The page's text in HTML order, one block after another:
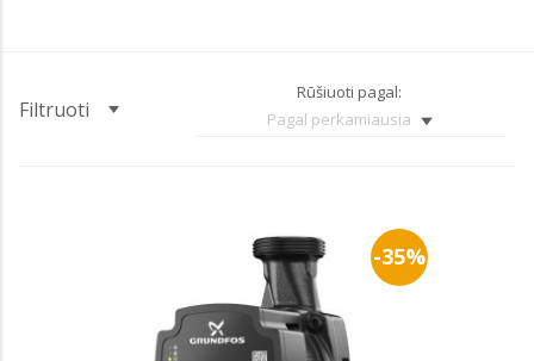
Filtruoti
Rūšiuoti pagal:
Pagal perkamiausia
-35%